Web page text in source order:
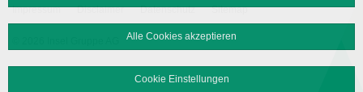
Impressum Disclaimer Datenschutz Sitemap
Alle Cookies akzeptieren
Cookie Einstellungen